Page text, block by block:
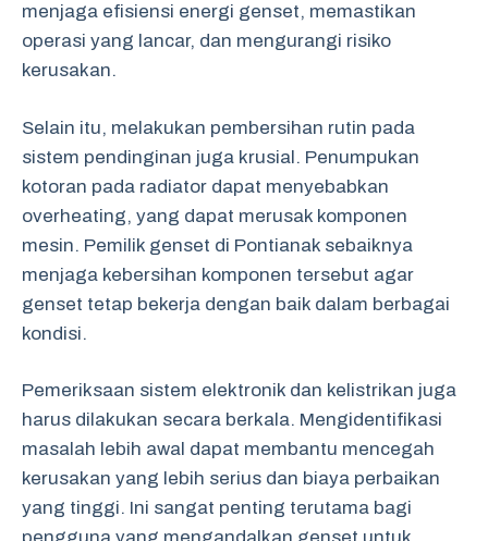
menjaga efisiensi energi genset, memastikan
operasi yang lancar, dan mengurangi risiko
kerusakan.
Selain itu, melakukan pembersihan rutin pada
sistem pendinginan juga krusial. Penumpukan
kotoran pada radiator dapat menyebabkan
overheating, yang dapat merusak komponen
mesin. Pemilik genset di Pontianak sebaiknya
menjaga kebersihan komponen tersebut agar
genset tetap bekerja dengan baik dalam berbagai
kondisi.
Pemeriksaan sistem elektronik dan kelistrikan juga
harus dilakukan secara berkala. Mengidentifikasi
masalah lebih awal dapat membantu mencegah
kerusakan yang lebih serius dan biaya perbaikan
yang tinggi. Ini sangat penting terutama bagi